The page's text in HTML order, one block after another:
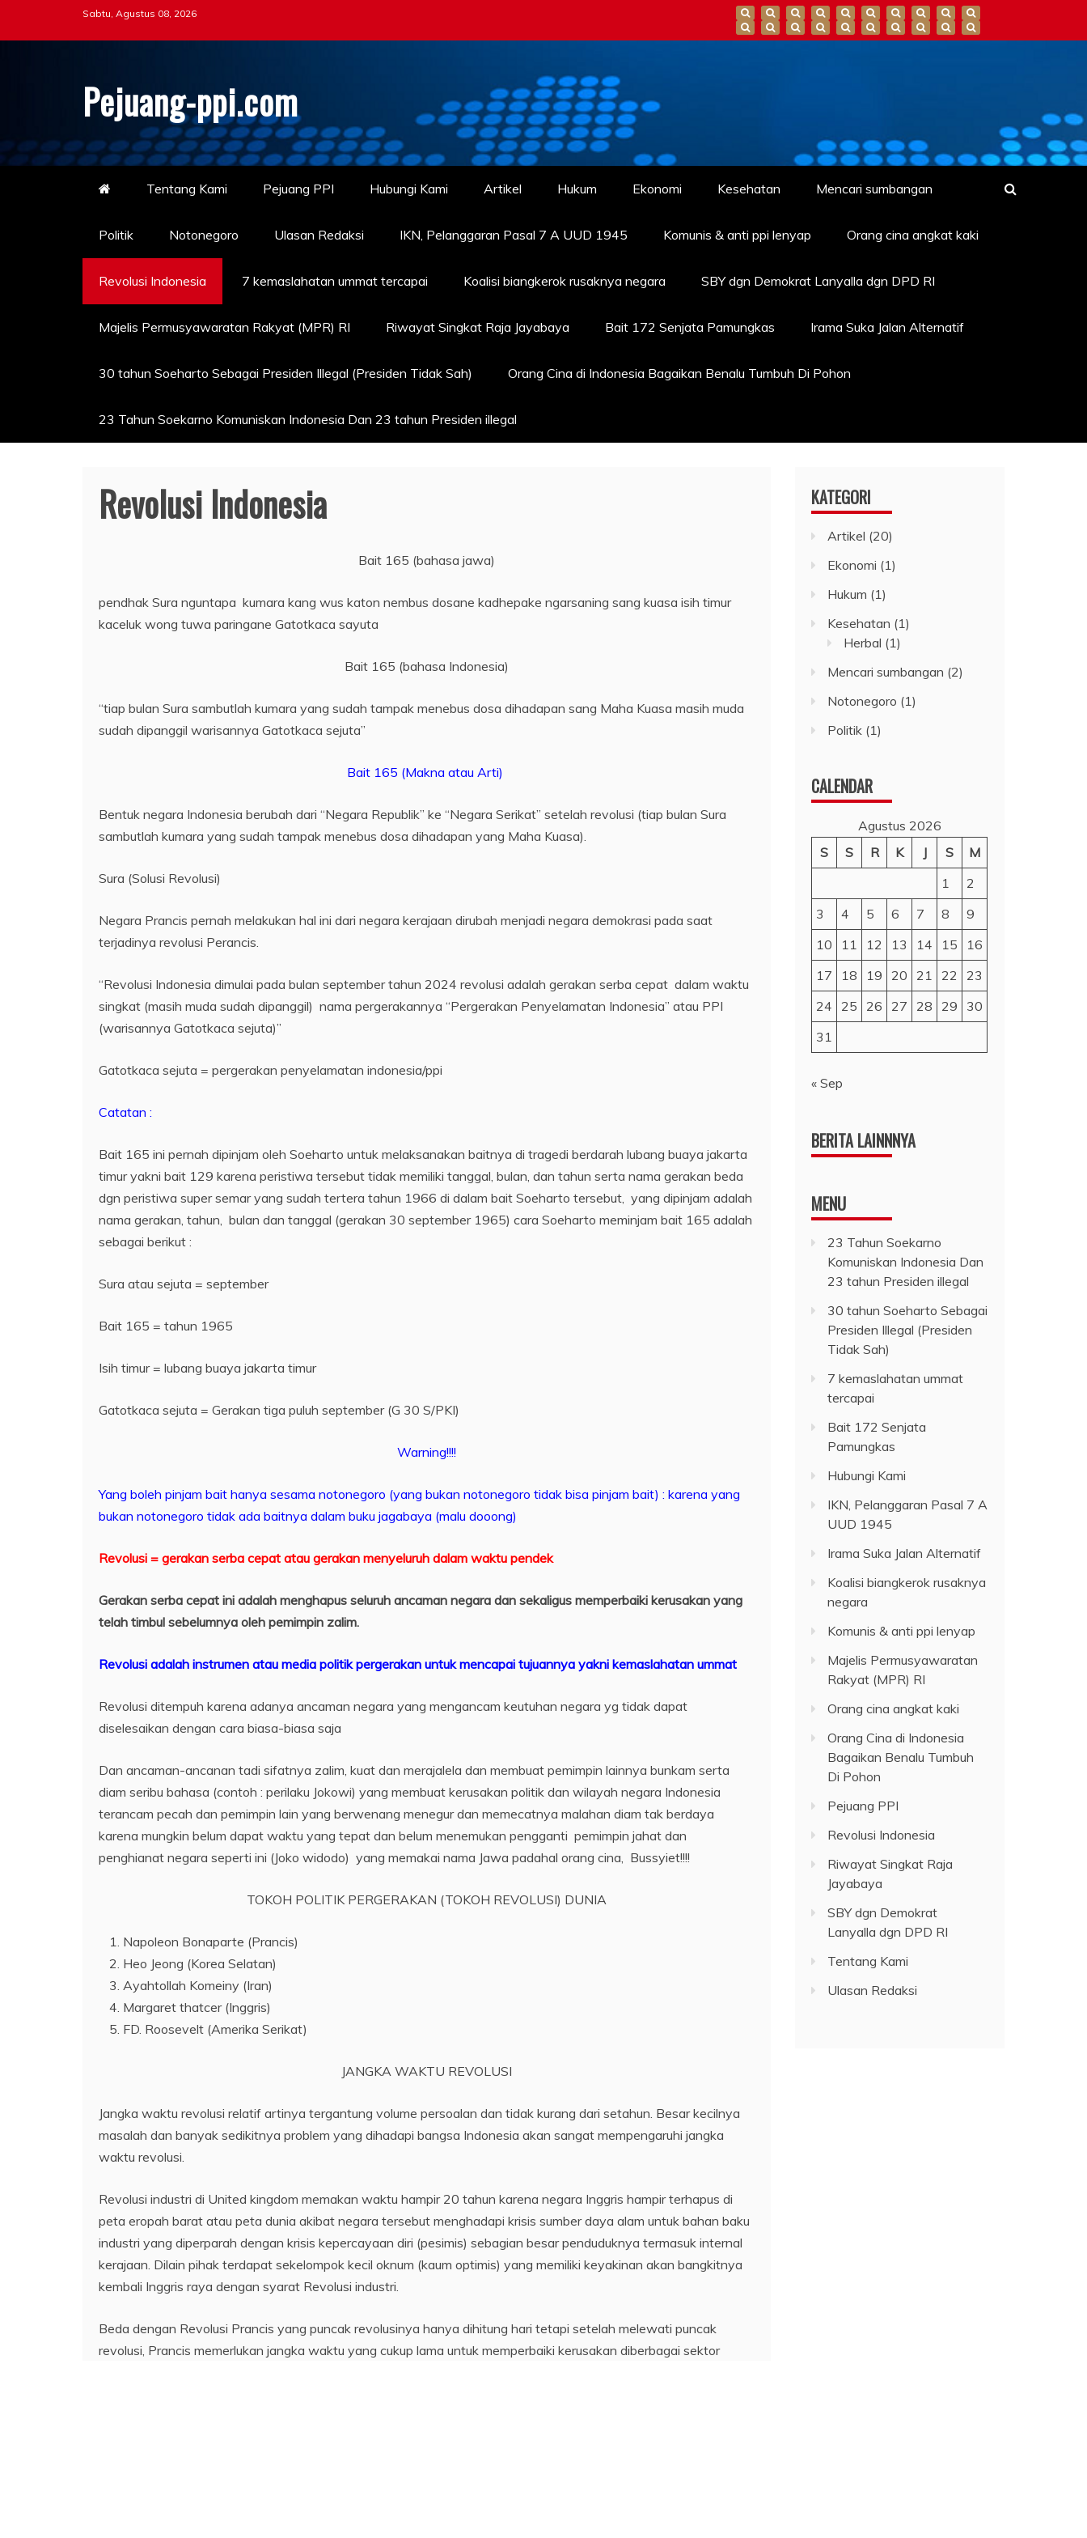
Sabtu, Agustus 08, 2026
Pejuang-ppi.com
Tentang Kami Pejuang PPI Hubungi Kami Artikel Hukum Ekonomi Kesehatan Mencari sumbangan
Politik Notonegoro Ulasan Redaksi IKN, Pelanggaran Pasal 7 A UUD 1945 Komunis & anti ppi lenyap Orang cina angkat kaki
Revolusi Indonesia 7 kemaslahatan ummat tercapai Koalisi biangkerok rusaknya negara SBY dgn Demokrat Lanyalla dgn DPD RI
Majelis Permusyawaratan Rakyat (MPR) RI Riwayat Singkat Raja Jayabaya Bait 172 Senjata Pamungkas Irama Suka Jalan Alternatif
30 tahun Soeharto Sebagai Presiden Illegal (Presiden Tidak Sah) Orang Cina di Indonesia Bagaikan Benalu Tumbuh Di Pohon
23 Tahun Soekarno Komuniskan Indonesia Dan 23 tahun Presiden illegal
Revolusi Indonesia
Bait 165 (bahasa jawa)
pendhak Sura nguntapa kumara kang wus katon nembus dosane kadhepake ngarsaning sang kuasa isih timur
kaceluk wong tuwa paringane Gatotkaca sayuta
Bait 165 (bahasa Indonesia)
“tiap bulan Sura sambutlah kumara yang sudah tampak menebus dosa dihadapan sang Maha Kuasa masih muda
sudah dipanggil warisannya Gatotkaca sejuta”
Bait 165 (Makna atau Arti)
Bentuk negara Indonesia berubah dari “Negara Republik” ke “Negara Serikat” setelah revolusi (tiap bulan Sura
sambutlah kumara yang sudah tampak menebus dosa dihadapan yang Maha Kuasa).
Sura (Solusi Revolusi)
Negara Prancis pernah melakukan hal ini dari negara kerajaan dirubah menjadi negara demokrasi pada saat
terjadinya revolusi Perancis.
“Revolusi Indonesia dimulai pada bulan september tahun 2024 revolusi adalah gerakan serba cepat dalam waktu
singkat (masih muda sudah dipanggil) nama pergerakannya “Pergerakan Penyelamatan Indonesia” atau PPI
(warisannya Gatotkaca sejuta)”
Gatotkaca sejuta = pergerakan penyelamatan indonesia/ppi
Catatan :
Bait 165 ini pernah dipinjam oleh Soeharto untuk melaksanakan baitnya di tragedi berdarah lubang buaya jakarta
timur yakni bait 129 karena peristiwa tersebut tidak memiliki tanggal, bulan, dan tahun serta nama gerakan beda
dgn peristiwa super semar yang sudah tertera tahun 1966 di dalam bait Soeharto tersebut, yang dipinjam adalah
nama gerakan, tahun, bulan dan tanggal (gerakan 30 september 1965) cara Soeharto meminjam bait 165 adalah
sebagai berikut :
Sura atau sejuta = september
Bait 165 = tahun 1965
Isih timur = lubang buaya jakarta timur
Gatotkaca sejuta = Gerakan tiga puluh september (G 30 S/PKI)
Warning!!!!
Yang boleh pinjam bait hanya sesama notonegoro (yang bukan notonegoro tidak bisa pinjam bait) : karena yang
bukan notonegoro tidak ada baitnya dalam buku jagabaya (malu dooong)
Revolusi = gerakan serba cepat atau gerakan menyeluruh dalam waktu pendek
Gerakan serba cepat ini adalah menghapus seluruh ancaman negara dan sekaligus memperbaiki kerusakan yang
telah timbul sebelumnya oleh pemimpin zalim.
Revolusi adalah instrumen atau media politik pergerakan untuk mencapai tujuannya yakni kemaslahatan ummat
Revolusi ditempuh karena adanya ancaman negara yang mengancam keutuhan negara yg tidak dapat
diselesaikan dengan cara biasa-biasa saja
Dan ancaman-ancanan tadi sifatnya zalim, kuat dan merajalela dan membuat pemimpin lainnya bunkam serta
diam seribu bahasa (contoh : perilaku Jokowi) yang membuat kerusakan politik dan wilayah negara Indonesia
terancam pecah dan pemimpin lain yang berwenang menegur dan memecatnya malahan diam tak berdaya
karena mungkin belum dapat waktu yang tepat dan belum menemukan pengganti pemimpin jahat dan
penghianat negara seperti ini (Joko widodo) yang memakai nama Jawa padahal orang cina, Bussyiet!!!!
TOKOH POLITIK PERGERAKAN (TOKOH REVOLUSI) DUNIA
Napoleon Bonaparte (Prancis)
Heo Jeong (Korea Selatan)
Ayahtollah Komeiny (Iran)
Margaret thatcer (Inggris)
FD. Roosevelt (Amerika Serikat)
JANGKA WAKTU REVOLUSI
Jangka waktu revolusi relatif artinya tergantung volume persoalan dan tidak kurang dari setahun. Besar kecilnya
masalah dan banyak sedikitnya problem yang dihadapi bangsa Indonesia akan sangat mempengaruhi jangka
waktu revolusi.
Revolusi industri di United kingdom memakan waktu hampir 20 tahun karena negara Inggris hampir terhapus di
peta eropah barat atau peta dunia akibat negara tersebut menghadapi krisis sumber daya alam untuk bahan baku
industri yang diperparah dengan krisis kepercayaan diri (pesimis) sebagian besar penduduknya termasuk internal
kerajaan. Dilain pihak terdapat sekelompok kecil oknum (kaum optimis) yang memiliki keyakinan akan bangkitnya
kembali Inggris raya dengan syarat Revolusi industri.
Beda dengan Revolusi Prancis yang puncak revolusinya hanya dihitung hari tetapi setelah melewati puncak
revolusi, Prancis memerlukan jangka waktu yang cukup lama untuk memperbaiki kerusakan diberbagai sektor
KATEGORI
Artikel (20)
Ekonomi (1)
Hukum (1)
Kesehatan (1)
Herbal (1)
Mencari sumbangan (2)
Notonegoro (1)
Politik (1)
CALENDAR
Agustus 2026
S
S R K J S
M
1
2
3
4 5 6 7 8
9
10
11 12 13 14 15
16
17
18 19 20 21 22
23
24
25 26 27 28 29
30
31
« Sep
BERITA LAINNNYA
MENU
23 Tahun Soekarno
Komuniskan Indonesia Dan
23 tahun Presiden illegal
30 tahun Soeharto Sebagai
Presiden Illegal (Presiden
Tidak Sah)
7 kemaslahatan ummat
tercapai
Bait 172 Senjata
Pamungkas
Hubungi Kami
IKN, Pelanggaran Pasal 7 A
UUD 1945
Irama Suka Jalan Alternatif
Koalisi biangkerok rusaknya
negara
Komunis & anti ppi lenyap
Majelis Permusyawaratan
Rakyat (MPR) RI
Orang cina angkat kaki
Orang Cina di Indonesia
Bagaikan Benalu Tumbuh
Di Pohon
Pejuang PPI
Revolusi Indonesia
Riwayat Singkat Raja
Jayabaya
SBY dgn Demokrat
Lanyalla dgn DPD RI
Tentang Kami
Ulasan Redaksi